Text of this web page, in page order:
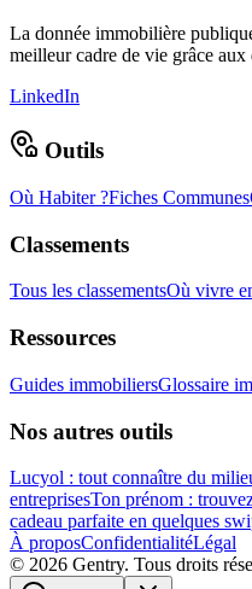
La donnée immobilière
meilleur cadre de vie grâce
LinkedIn
Outils
Où Habiter ?Fiches Communes
Classements
Tous les classementsOù vivre
Ressources
Guides immobiliersGlossaire
Nos autres outils
Lucyol : tout connaître du
entreprisesTon prénom :
cadeau parfaite en quelques
À proposConfidentialitéLégal
© 2026 Gentry. Tous droits